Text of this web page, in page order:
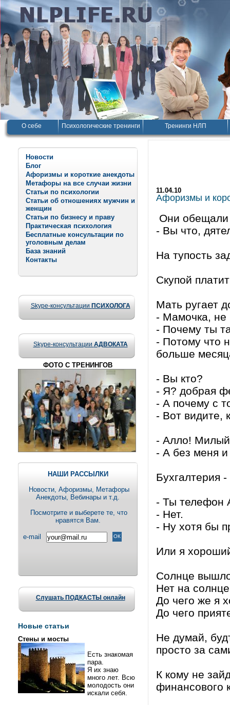
О себе Психологические тренинги Тренинги НЛП
Новости
Блог
Афоризмы и короткие анекдоты
Метафоры на все случаи жизни
Статьи по психологии
Статьи об отношениях мужчин и
женщин
Статьи по бизнесу и праву
Практическая психология
Бесплатные консультации по
уголовным делам
База знаний
Контакты
Skype-консультации ПСИХОЛОГА
Skype-консультации АДВОКАТА
ФОТО С ТРЕНИНГОВ
НАШИ РАССЫЛКИ
Новости, Aфоризмы, Метафоры
Анекдоты, Вебинары и т.д.
Посмотрите и выберете те, что
нравятся Вам.
e-mail
Слушать ПОДКАСТЫ онлайн
Новые статьи
Стены и мосты
Есть знакомая
пара.
Я их знаю
много лет. Всю
молодость они
искали себя.
11.04.10
Афоризмы и
Они обещали
- Вы что,
На тупость
Скупой
Мать ругает
- Мамочка, не
- Почему ты
- Потому что
больше
- Вы кто?
- Я? добрая
- А почему с
- Вот видите,
- Алло!
- А без меня
Бухгалтерия
- Ты телефон
- Нет.
- Ну хотя бы
Или я
Солнце
Hет на
До чего же я
До чего
Не думай,
просто за
К кому не
финансового